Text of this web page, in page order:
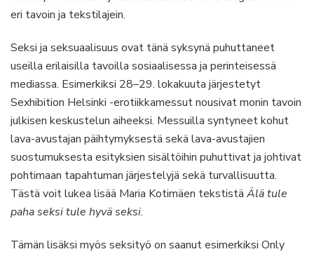
eri tavoin ja tekstilajein.
Seksi ja seksuaalisuus ovat tänä syksynä puhuttaneet
useilla erilaisilla tavoilla sosiaalisessa ja perinteisessä
mediassa. Esimerkiksi 28–29. lokakuuta järjestetyt
Sexhibition Helsinki -erotiikkamessut nousivat monin tavoin
julkisen keskustelun aiheeksi. Messuilla syntyneet kohut
lava-avustajan päihtymyksestä sekä lava-avustajien
suostumuksesta esityksien sisältöihin puhuttivat ja johtivat
pohtimaan tapahtuman järjestelyjä sekä turvallisuutta.
Tästä voit lukea lisää Maria Kotimäen tekstistä Älä tule
paha seksi tule hyvä seksi.
Tämän lisäksi myös seksityö on saanut esimerkiksi Only